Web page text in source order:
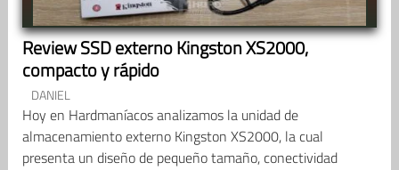
Review SSD externo Kingston XS2000,
compacto y rápido
DANIEL
Hoy en Hardmaníacos analizamos la unidad de
almacenamiento externo Kingston XS2000, la cual
presenta un diseño de pequeño tamaño, conectividad